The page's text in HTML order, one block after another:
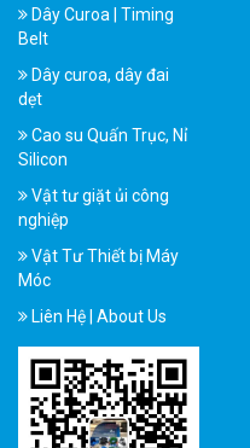
Dây Curoa | Timing
Belt
Dây curoa, dây đai
dẹt
Cao su Quấn Trục, Nỉ
Silicon
Vật tư giặt ủi công
nghiệp
Vật Tư Thiết bị Máy
Móc
Liên Hệ | About Us